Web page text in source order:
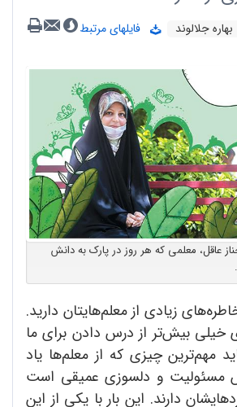
بهاره جلالوند
فایلهای مرتبط
عاقل، معلمی که هر روز در پارک به دانش
زیادی از معلم‌هایتان دارید.
خیلی بیش‌تر از درس دادن برای ما
مهم‌ترین چیزی که از معلم‌ها یاد
مسئولیت و دلسوزی عمیقی است
دارند. این بار با یکی از این